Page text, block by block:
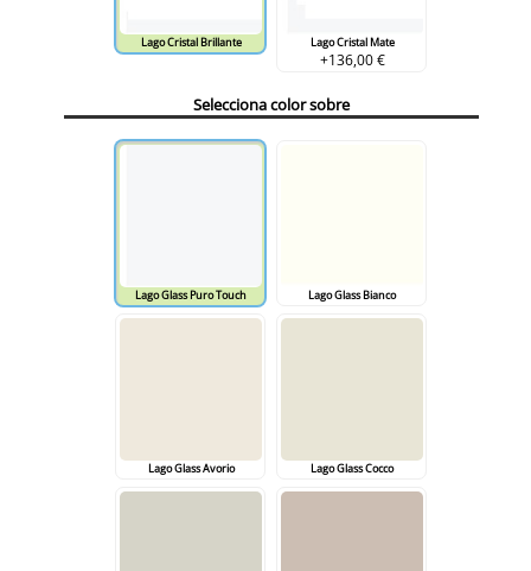
Lago Cristal Brillante Lago Cristal Mate
+136,00 €
Selecciona color sobre
Lago Glass Puro Touch Lago Glass Bianco
Lago Glass Avorio Lago Glass Cocco